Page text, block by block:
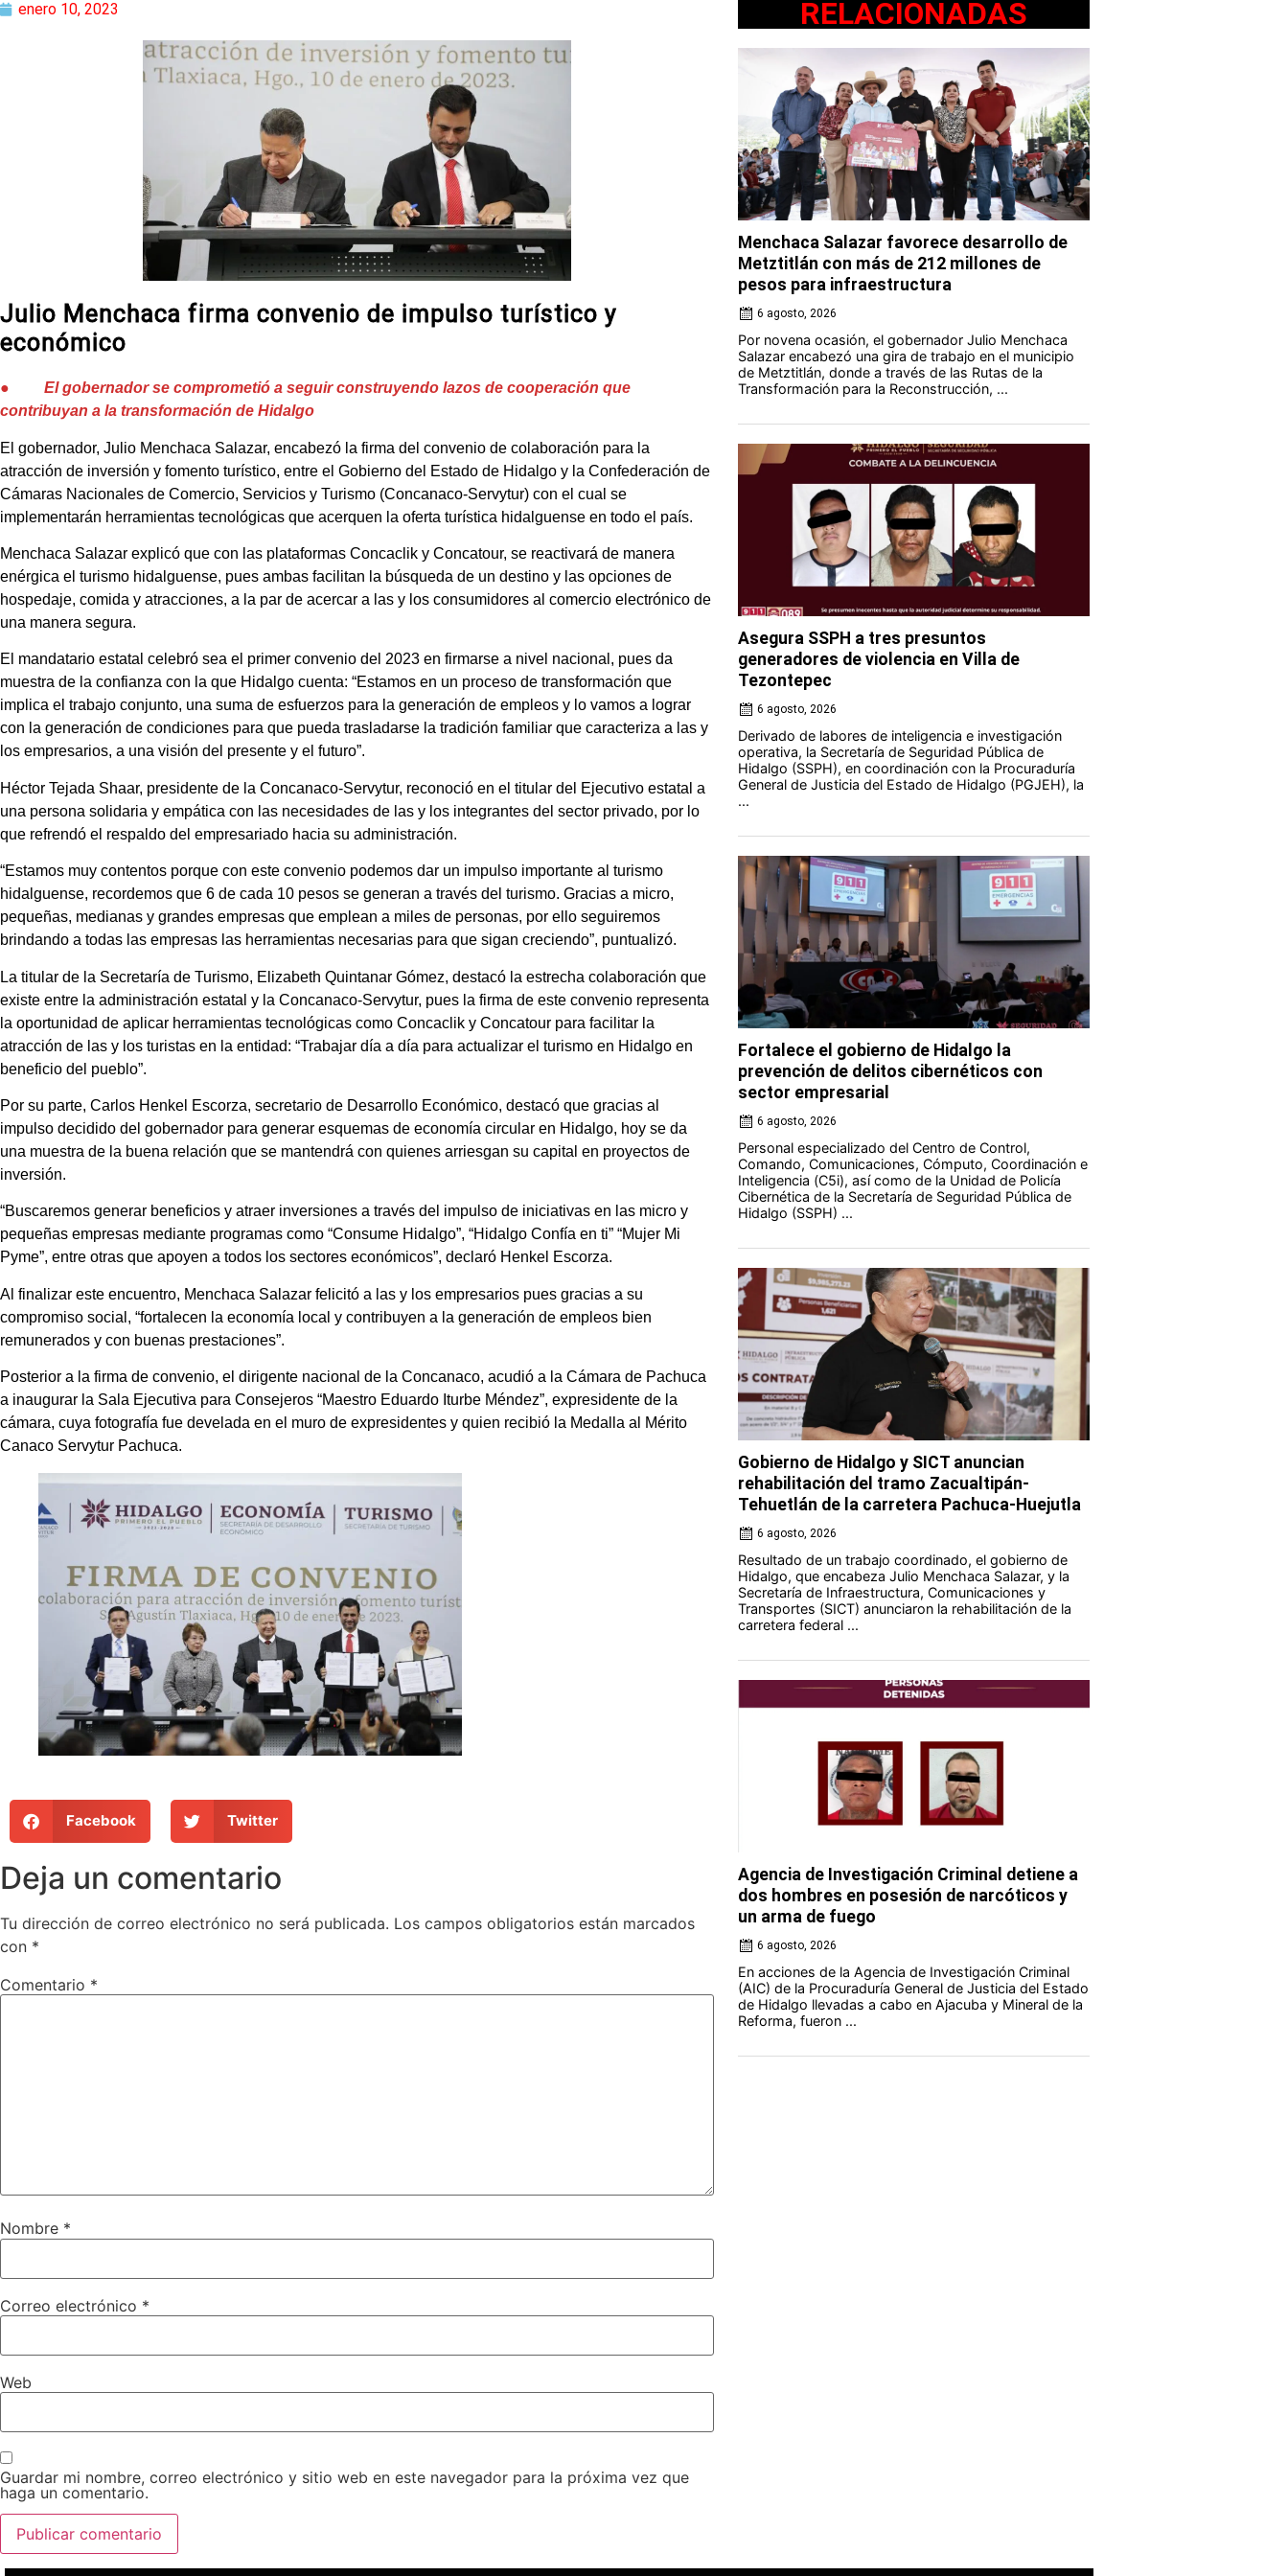
enero 10, 2023
Julio Menchaca firma convenio de impulso turístico y
económico
● El gobernador se comprometió a seguir construyendo lazos de cooperación que
contribuyan a la transformación de Hidalgo
El gobernador, Julio Menchaca Salazar, encabezó la firma del convenio de colaboración para la
atracción de inversión y fomento turístico, entre el Gobierno del Estado de Hidalgo y la Confederación de
Cámaras Nacionales de Comercio, Servicios y Turismo (Concanaco-Servytur) con el cual se
implementarán herramientas tecnológicas que acerquen la oferta turística hidalguense en todo el país.
Menchaca Salazar explicó que con las plataformas Concaclik y Concatour, se reactivará de manera
enérgica el turismo hidalguense, pues ambas facilitan la búsqueda de un destino y las opciones de
hospedaje, comida y atracciones, a la par de acercar a las y los consumidores al comercio electrónico de
una manera segura.
El mandatario estatal celebró sea el primer convenio del 2023 en firmarse a nivel nacional, pues da
muestra de la confianza con la que Hidalgo cuenta: “Estamos en un proceso de transformación que
implica el trabajo conjunto, una suma de esfuerzos para la generación de empleos y lo vamos a lograr
con la generación de condiciones para que pueda trasladarse la tradición familiar que caracteriza a las y
los empresarios, a una visión del presente y el futuro”.
Héctor Tejada Shaar, presidente de la Concanaco-Servytur, reconoció en el titular del Ejecutivo estatal a
una persona solidaria y empática con las necesidades de las y los integrantes del sector privado, por lo
que refrendó el respaldo del empresariado hacia su administración.
“Estamos muy contentos porque con este convenio podemos dar un impulso importante al turismo
hidalguense, recordemos que 6 de cada 10 pesos se generan a través del turismo. Gracias a micro,
pequeñas, medianas y grandes empresas que emplean a miles de personas, por ello seguiremos
brindando a todas las empresas las herramientas necesarias para que sigan creciendo”, puntualizó.
La titular de la Secretaría de Turismo, Elizabeth Quintanar Gómez, destacó la estrecha colaboración que
existe entre la administración estatal y la Concanaco-Servytur, pues la firma de este convenio representa
la oportunidad de aplicar herramientas tecnológicas como Concaclik y Concatour para facilitar la
atracción de las y los turistas en la entidad: “Trabajar día a día para actualizar el turismo en Hidalgo en
beneficio del pueblo”.
Por su parte, Carlos Henkel Escorza, secretario de Desarrollo Económico, destacó que gracias al
impulso decidido del gobernador para generar esquemas de economía circular en Hidalgo, hoy se da
una muestra de la buena relación que se mantendrá con quienes arriesgan su capital en proyectos de
inversión.
“Buscaremos generar beneficios y atraer inversiones a través del impulso de iniciativas en las micro y
pequeñas empresas mediante programas como “Consume Hidalgo”, “Hidalgo Confía en ti” “Mujer Mi
Pyme”, entre otras que apoyen a todos los sectores económicos”, declaró Henkel Escorza.
Al finalizar este encuentro, Menchaca Salazar felicitó a las y los empresarios pues gracias a su
compromiso social, “fortalecen la economía local y contribuyen a la generación de empleos bien
remunerados y con buenas prestaciones”.
Posterior a la firma de convenio, el dirigente nacional de la Concanaco, acudió a la Cámara de Pachuca
a inaugurar la Sala Ejecutiva para Consejeros “Maestro Eduardo Iturbe Méndez”, expresidente de la
cámara, cuya fotografía fue develada en el muro de expresidentes y quien recibió la Medalla al Mérito
Canaco Servytur Pachuca.
Facebook Twitter
Deja un comentario
Tu dirección de correo electrónico no será publicada. Los campos obligatorios están marcados
con *
Comentario *
Nombre *
Correo electrónico *
Web
Guardar mi nombre, correo electrónico y sitio web en este navegador para la próxima vez que
haga un comentario.
RELACIONADAS
Menchaca Salazar favorece desarrollo de
Metztitlán con más de 212 millones de
pesos para infraestructura
6 agosto, 2026
Por novena ocasión, el gobernador Julio Menchaca
Salazar encabezó una gira de trabajo en el municipio
de Metztitlán, donde a través de las Rutas de la
Transformación para la Reconstrucción, ...
Asegura SSPH a tres presuntos
generadores de violencia en Villa de
Tezontepec
6 agosto, 2026
Derivado de labores de inteligencia e investigación
operativa, la Secretaría de Seguridad Pública de
Hidalgo (SSPH), en coordinación con la Procuraduría
General de Justicia del Estado de Hidalgo (PGJEH), la
...
Fortalece el gobierno de Hidalgo la
prevención de delitos cibernéticos con
sector empresarial
6 agosto, 2026
Personal especializado del Centro de Control,
Comando, Comunicaciones, Cómputo, Coordinación e
Inteligencia (C5i), así como de la Unidad de Policía
Cibernética de la Secretaría de Seguridad Pública de
Hidalgo (SSPH) ...
Gobierno de Hidalgo y SICT anuncian
rehabilitación del tramo Zacualtipán-
Tehuetlán de la carretera Pachuca-Huejutla
6 agosto, 2026
Resultado de un trabajo coordinado, el gobierno de
Hidalgo, que encabeza Julio Menchaca Salazar, y la
Secretaría de Infraestructura, Comunicaciones y
Transportes (SICT) anunciaron la rehabilitación de la
carretera federal ...
Agencia de Investigación Criminal detiene a
dos hombres en posesión de narcóticos y
un arma de fuego
6 agosto, 2026
En acciones de la Agencia de Investigación Criminal
(AIC) de la Procuraduría General de Justicia del Estado
de Hidalgo llevadas a cabo en Ajacuba y Mineral de la
Reforma, fueron ...